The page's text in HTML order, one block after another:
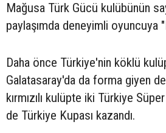
Mağusa Türk Gücü kulübünün
paylaşımda deneyimli oyuncuya
Daha önce Türkiye'nin köklü
Galatasaray'da da forma giyen
kırmızılı kulüpte iki Türkiye
de Türkiye Kupası kazandı.